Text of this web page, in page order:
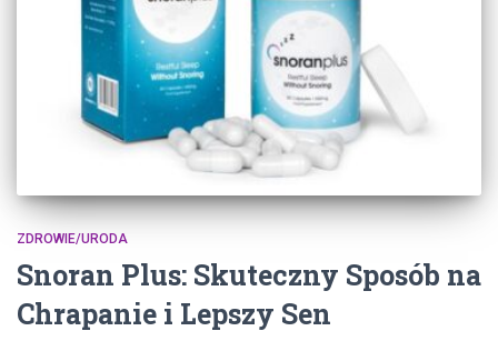
ZDROWIE/URODA
Snoran Plus: Skuteczny Sposób na
Chrapanie i Lepszy Sen